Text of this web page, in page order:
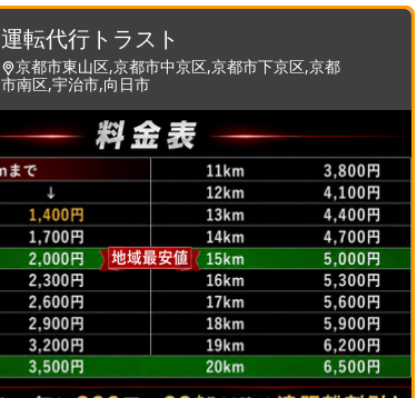
運転代行トラスト
京都市東山区,京都市中京区,京都市下京区,京都
市南区,宇治市,向日市